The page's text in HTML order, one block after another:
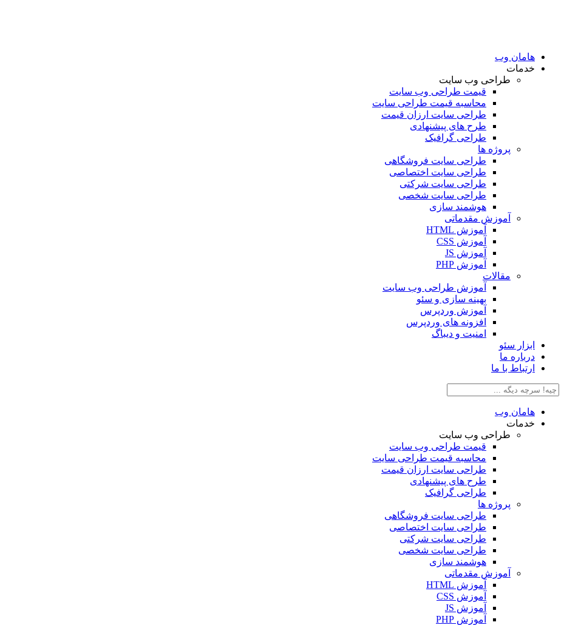
هامان وب
خدمات
طراحی وب سایت
قیمت طراحی وب سایت
محاسبه قیمت طراحی سایت
طراحی سایت ارزان قیمت
طرح های پیشنهادی
طراحی گرافیک
پروژه ها
طراحی سایت فروشگاهی
طراحی سایت اختصاصی
طراحی سایت شرکتی
طراحی سایت شخصی
هوشمند سازی
آموزش مقدماتی
آموزش HTML
آموزش CSS
آموزش JS
آموزش PHP
مقالات
آموزش طراحی وب سایت
بهینه سازی و سئو
آموزش وردپرس
افزونه های وردپرس
امنیت و دیباگ
ابزار سئو
درباره ما
ارتباط با ما
هامان وب
خدمات
طراحی وب سایت
قیمت طراحی وب سایت
محاسبه قیمت طراحی سایت
طراحی سایت ارزان قیمت
طرح های پیشنهادی
طراحی گرافیک
پروژه ها
طراحی سایت فروشگاهی
طراحی سایت اختصاصی
طراحی سایت شرکتی
طراحی سایت شخصی
هوشمند سازی
آموزش مقدماتی
آموزش HTML
آموزش CSS
آموزش JS
آموزش PHP